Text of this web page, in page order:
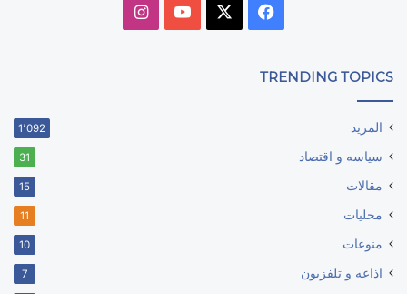
فيسبوك ‫YouTubeانستقرام
TRENDING TOPICS
المزيد 1٬092
سياسه و اقتصاد 31
مقالات 15
محليات 11
منوعات 10
اذاعه و تلفزيون 7